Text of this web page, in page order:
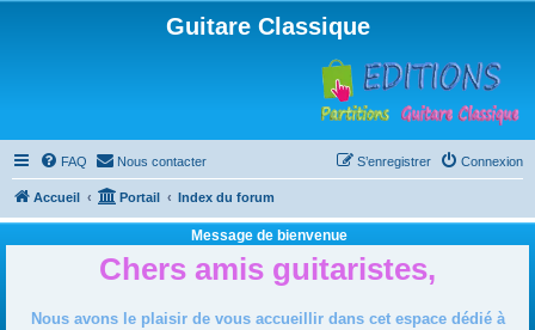
Guitare Classique
FAQ Nous contacter Connexion
S’enregistrer
Accueil Portail Index du forum
Message de bienvenue
Chers amis guitaristes,
Nous avons le plaisir de vous accueillir dans cet espace dédié à